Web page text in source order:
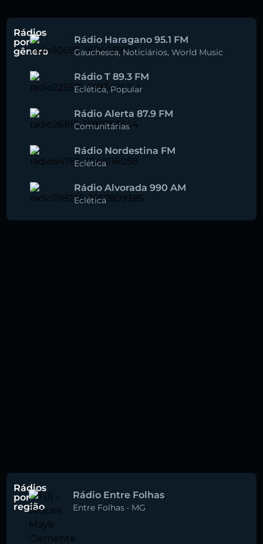
Rádios
por
gênero
Rádio Haragano 95.1 FM
Gauchesca,Noticiários, World Music
Rádio T 89.3 FM
Eclética,Popular
Rádio Alerta 87.9 FM
Comunitárias
Rádio Nordestina FM
Eclética
Rádio Alvorada 990 AM
Eclética
Rádios
por
região
Rádio Entre Folhas
Entre Folhas - MG